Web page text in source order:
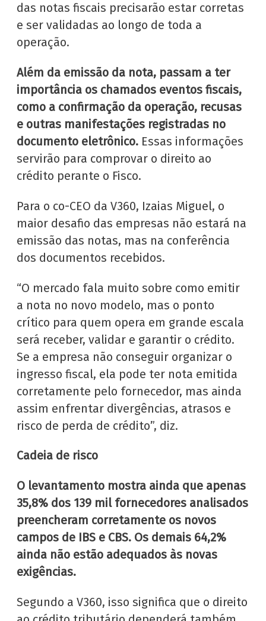
das notas fiscais precisarão estar corretas
e ser validadas ao longo de toda a
operação.
Além da emissão da nota, passam a ter
importância os chamados eventos fiscais,
como a confirmação da operação, recusas
e outras manifestações registradas no
documento eletrônico. Essas informações
servirão para comprovar o direito ao
crédito perante o Fisco.
Para o co-CEO da V360, Izaias Miguel, o
maior desafio das empresas não estará na
emissão das notas, mas na conferência
dos documentos recebidos.
“O mercado fala muito sobre como emitir
a nota no novo modelo, mas o ponto
crítico para quem opera em grande escala
será receber, validar e garantir o crédito.
Se a empresa não conseguir organizar o
ingresso fiscal, ela pode ter nota emitida
corretamente pelo fornecedor, mas ainda
assim enfrentar divergências, atrasos e
risco de perda de crédito”, diz.
Cadeia de risco
O levantamento mostra ainda que apenas
35,8% dos 139 mil fornecedores analisados
preencheram corretamente os novos
campos de IBS e CBS. Os demais 64,2%
ainda não estão adequados às novas
exigências.
Segundo a V360, isso significa que o direito